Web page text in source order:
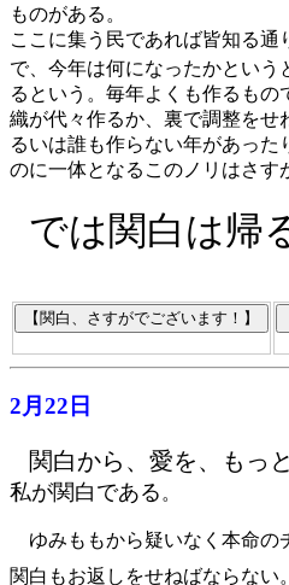
ものがある。
ここに集う民であれば皆知る通
で、今年は何になったかという
るという。毎年よくも作るもの
織が代々作るか、裏で調整をせ
るいは誰も作らない年があった
のに一体となるこのノリはさす
では関白は帰
2月22日
関白から、愛を、もっと
私が関白である 。
ゆみももから疑いなく本命の
関白もお返しをせねばならない。